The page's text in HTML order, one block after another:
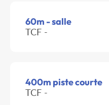
60m - salle
TCF -
400m piste courte
TCF -